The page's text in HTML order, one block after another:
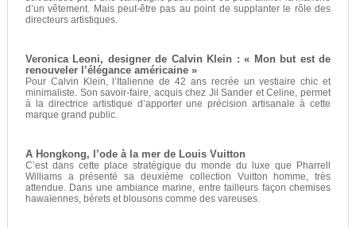
d’un vêtement. Mais peut-être pas au point de supplanter le rôle des
directeurs artistiques.
Veronica Leoni, designer de Calvin Klein : « Mon but est de
renouveler l’élégance américaine »
Pour Calvin Klein, l’Italienne de 42 ans recrée un vestiaire chic et
minimaliste. Son savoir-faire, acquis chez Jil Sander et Celine, permet
à la directrice artistique d’apporter une précision artisanale à cette
marque grand public.
A Hongkong, l’ode à la mer de Louis Vuitton
C’est dans cette place stratégique du monde du luxe que Pharrell
Williams a présenté sa deuxième collection Vuitton homme, très
attendue. Dans une ambiance marine, entre tailleurs façon chemises
hawaïennes, bérets et blousons comme des vareuses.